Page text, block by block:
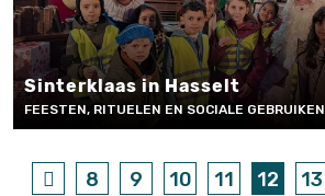
Sinterklaas in Hasselt
FEESTEN, RITUELEN EN SOCIALE GEBRUIKEN
8 9 10 11 12 13